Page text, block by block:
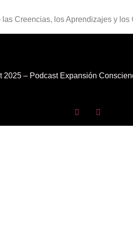
Creencias, los Aprendizajes y
– Podcast Expansión